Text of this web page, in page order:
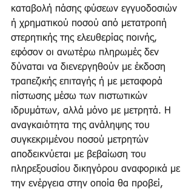
καταβολή πάσης φύσεων εγγυοδοσιών
ή χρηματικού ποσού από μετατροπή
στερητικής της ελευθερίας ποινής,
εφόσον οι ανωτέρω πληρωμές δεν
δύναται να διενεργηθούν με έκδοση
τραπεζικής επιταγής ή με μεταφορά
πίστωσης μέσω των πιστωτικών
ιδρυμάτων, αλλά μόνο με μετρητά. Η
αναγκαιότητα της ανάληψης του
συγκεκριμένου ποσού μετρητών
αποδεικνύεται με βεβαίωση του
πληρεξουσίου δικηγόρου αναφορικά με
την ενέργεια στην οποία θα προβεί,